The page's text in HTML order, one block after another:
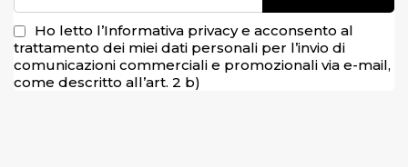
Ho letto l’Informativa privacye acconsento al
trattamento dei miei dati personali per l’invio di
comunicazioni commerciali e promozionali via e-mail,
come descritto all’art. 2 b)